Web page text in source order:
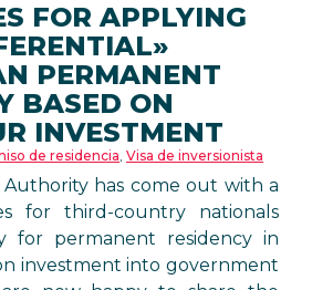
FOR APPLYING
PERMANENT
BASED ON
INVESTMENT
de residencia, Visa de inversionista
has come out with a
for third-country nationals
for permanent residency in
investment into government